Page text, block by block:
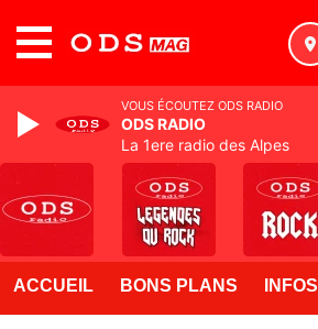
ACCUEIL BONS PLANS INFOS
VOUS ÉCOUTEZ ODS RADIO
ODS RADIO
La 1ere radio des Alpes